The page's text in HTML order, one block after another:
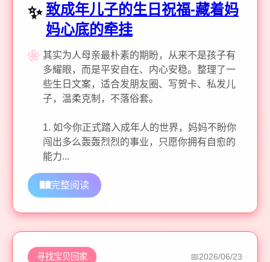
致成年儿子的生日祝福-藏着妈
妈心底的牵挂
其实为人母亲最朴素的期盼，从来不是孩子有
多耀眼，而是平安自在、内心安稳。整理了一
些生日文案，适合发朋友圈、写贺卡、私发儿
子，温柔克制，不落俗套。
1. 如今你正式踏入成年人的世界，妈妈不盼你
闯出多么轰轰烈烈的事业，只愿你拥有自愈的
能力...
完整阅读
寻找宝贝回家 2026/06/23